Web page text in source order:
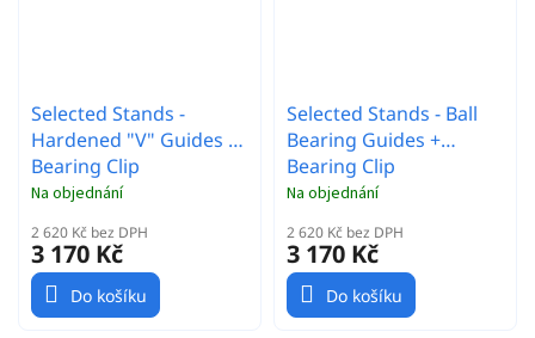
Selected Stands -
Hardened "V" Guides +
Bearing Clip
Na objednání
2 620 Kč bez DPH
3 170 Kč
Do košíku
Selected Stands - Ball
Bearing Guides +
Bearing Clip
Na objednání
2 620 Kč bez DPH
3 170 Kč
Do košíku